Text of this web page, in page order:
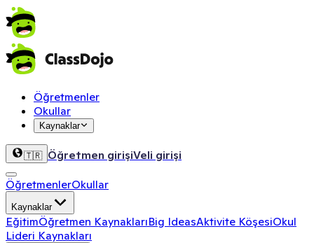
Öğretmenler
Okullar
Kaynaklar
🇹🇷 Öğretmen girişiVeli girişi
ÖğretmenlerOkullar
Kaynaklar
EğitimÖğretmen KaynaklarıBig IdeasAktivite KöşesiOkul
Lideri Kaynakları